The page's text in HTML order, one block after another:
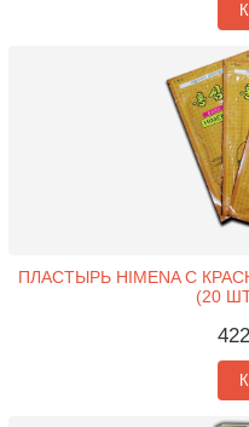
ПЛАСТЫРЬ HIMENA С
(20